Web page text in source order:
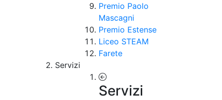
Premio Paolo
Mascagni
Premio Estense
Liceo STEAM
Farete
Servizi
Servizi